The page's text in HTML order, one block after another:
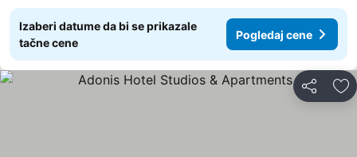
Izaberi datume da bi se prikazale
tačne cene
Pogledaj cene
Deli